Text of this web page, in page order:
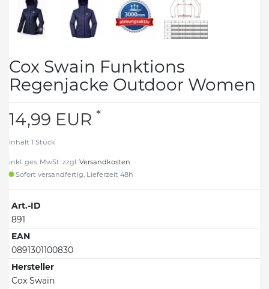
Cox Swain Funktions
Regenjacke Outdoor Women
14,99 EUR *
Inhalt 1 Stück
inkl. ges. MwSt. zzgl. Versandkosten
Sofort versandfertig, Lieferzeit 48h
Art.-ID
891
EAN
0891301100830
Hersteller
Cox Swain